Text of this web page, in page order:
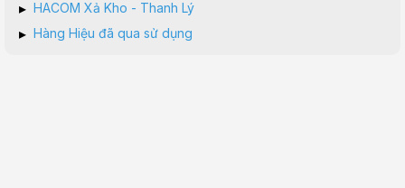
▸ HACOM Xả Kho - Thanh Lý
▸ Hàng Hiệu đã qua sử dụng